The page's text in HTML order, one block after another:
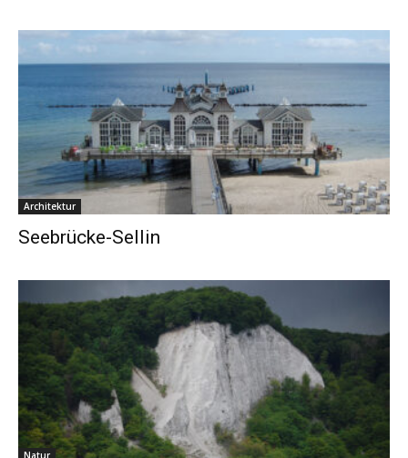
Architektur
Seebrücke-Sellin